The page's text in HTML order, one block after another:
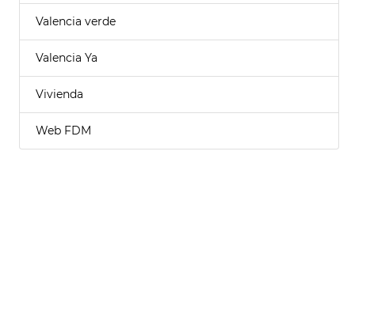
Valencia verde
Valencia Ya
Vivienda
Web FDM